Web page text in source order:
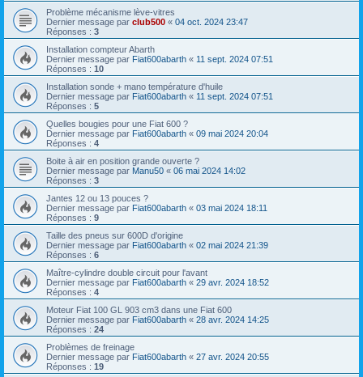
Problème mécanisme lève-vitres
Dernier message par club500 « 04 oct. 2024 23:47
Réponses : 3
Installation compteur Abarth
Dernier message par Fiat600abarth « 11 sept. 2024 07:51
Réponses : 10
Installation sonde + mano température d'huile
Dernier message par Fiat600abarth « 11 sept. 2024 07:51
Réponses : 5
Quelles bougies pour une Fiat 600 ?
Dernier message par Fiat600abarth « 09 mai 2024 20:04
Réponses : 4
Boite à air en position grande ouverte ?
Dernier message par Manu50 « 06 mai 2024 14:02
Réponses : 3
Jantes 12 ou 13 pouces ?
Dernier message par Fiat600abarth « 03 mai 2024 18:11
Réponses : 9
Taille des pneus sur 600D d'origine
Dernier message par Fiat600abarth « 02 mai 2024 21:39
Réponses : 6
Maître-cylindre double circuit pour l'avant
Dernier message par Fiat600abarth « 29 avr. 2024 18:52
Réponses : 4
Moteur Fiat 100 GL 903 cm3 dans une Fiat 600
Dernier message par Fiat600abarth « 28 avr. 2024 14:25
Réponses : 24
Problèmes de freinage
Dernier message par Fiat600abarth « 27 avr. 2024 20:55
Réponses : 19